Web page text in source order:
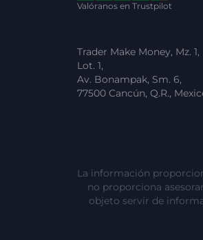
Valóranos en Trustpilot
Trader Make Money, Mz. 1,
Lot. 1,
Av. Bonampak, Sm. 6,
77500 Cancún, Q.R.,
La información
no proporciona
objeto servir de